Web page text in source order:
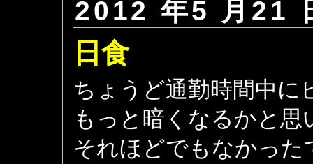
2012 年5 月21
日食
ちょうど通勤時間中に
もっと暗くなるかと思
それほどでもなかった